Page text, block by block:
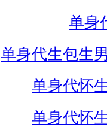
单身
单身代生包生
单身代怀
单身代怀